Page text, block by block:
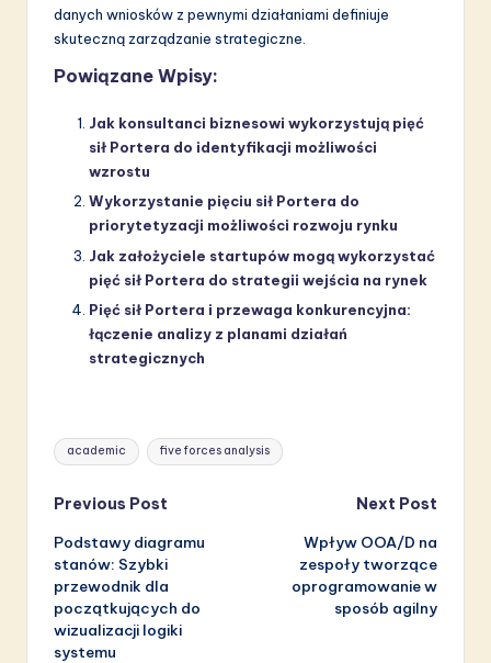
danych wniosków z pewnymi działaniami definiuje
skuteczną zarządzanie strategiczne.
Powiązane Wpisy:
Jak konsultanci biznesowi wykorzystują pięć
sił Portera do identyfikacji możliwości
wzrostu
Wykorzystanie pięciu sił Portera do
priorytetyzacji możliwości rozwoju rynku
Jak założyciele startupów mogą wykorzystać
pięć sił Portera do strategii wejścia na rynek
Pięć sił Portera i przewaga konkurencyjna:
łączenie analizy z planami działań
strategicznych
Tags:
academic five forces analysis
Post
navigation
Previous Post
Podstawy diagramu
stanów: Szybki
przewodnik dla
początkujących do
wizualizacji logiki
systemu
Next Post
Wpływ OOA/D na
zespoły tworzące
oprogramowanie w
sposób agilny